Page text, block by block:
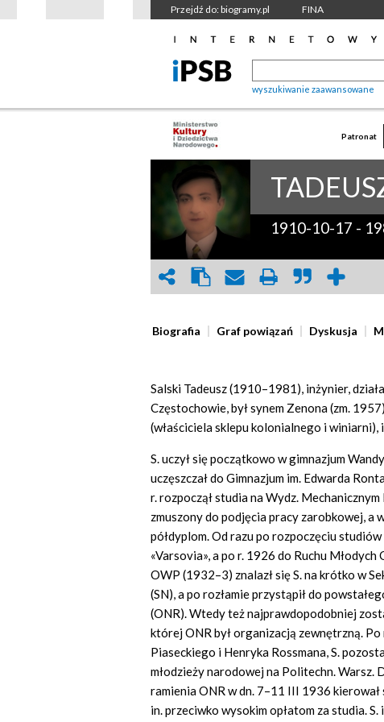
Przejdź do: biogramy.pl FINA
wyszukiwanie zaawansowane
Patronat
1910-10-17 -
Biografia Graf powiązań Dyskusja
Salski Tadeusz (1910–1981), inżynier,
Częstochowie, był synem Zenona (zm.
(właściciela sklepu kolonialnego i winiarni),
S. uczył się początkowo w gimnazjum
uczęszczał do Gimnazjum im. Edwarda
r. rozpoczął studia na Wydz.
zmuszony do podjęcia pracy zarobkowej, a
półdyplom. Od razu po rozpoczęciu
«Varsovia», a po r. 1926 do Ruchu
OWP (1932–3) znalazł się S. na krótko w
(SN), a po rozłamie przystąpił do
(ONR). Wtedy też najprawdopodobniej
której ONR był organizacją zewnętrzną.
Piaseckiego i Henryka Rossmana, S.
młodzieży narodowej na Politechn. Warsz.
ramienia ONR w dn. 7–11 III 1936
in. przeciwko wysokim opłatom za studia.